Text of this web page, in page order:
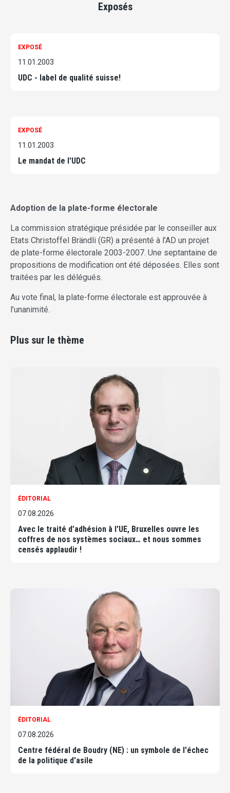
Exposés
EXPOSÉ
11.01.2003
UDC - label de qualité suisse!
EXPOSÉ
11.01.2003
Le mandat de l'UDC
Adoption de la plate-forme électorale
La commission stratégique présidée par le conseiller aux
Etats Christoffel Brändli (GR) a présenté à l’AD un projet
de plate-forme électorale 2003-2007. Une septantaine de
propositions de modification ont été déposées. Elles sont
traitées par les délégués.
Au vote final, la plate-forme électorale est approuvée à
l’unanimité.
Plus sur le thème
ÉDITORIAL
07.08.2026
Avec le traité d’adhésion à l'UE, Bruxelles ouvre les
coffres de nos systèmes sociaux… et nous sommes
censés applaudir !
ÉDITORIAL
07.08.2026
Centre fédéral de Boudry (NE) : un symbole de l'échec
de la politique d'asile